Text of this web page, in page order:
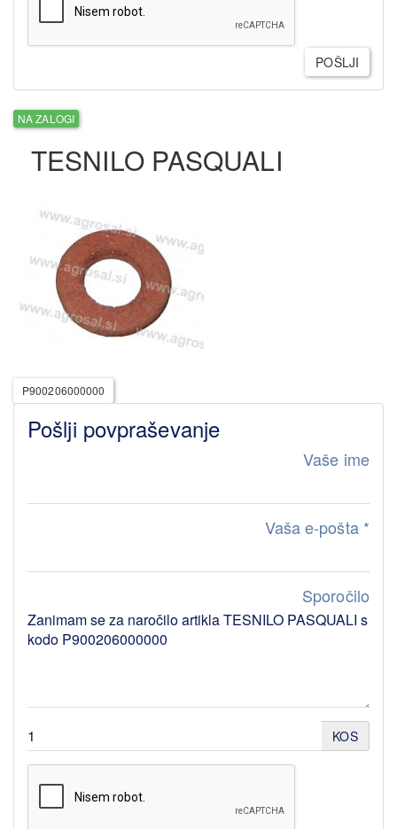
POŠLJI
NA ZALOGI
TESNILO PASQUALI
P900206000000
Pošlji povpraševanje
Vaše ime
Vaša e-pošta *
Sporočilo
KOS